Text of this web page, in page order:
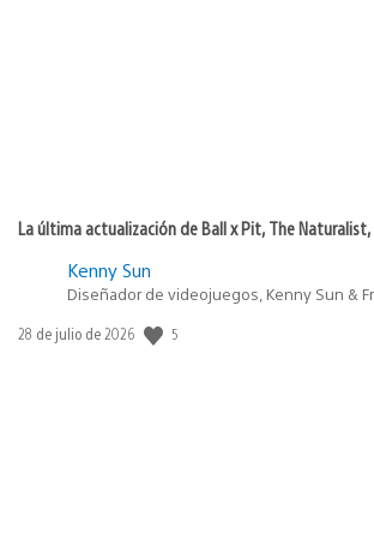
La última actualización de Ball x Pit, The
Kenny Sun
Diseñador de videojuegos, Kenny Sun &
Fecha
28 de julio de 2026 5